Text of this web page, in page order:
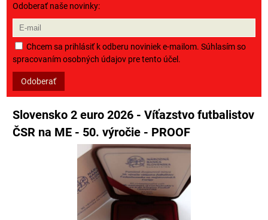
Odoberať naše novinky:
Chcem sa prihlásiť k odberu noviniek e-mailom. Súhlasím so
spracovaním osobných údajov pre tento účel.
Odoberať
Slovensko 2 euro 2026 - Víťazstvo futbalistov
ČSR na ME - 50. výročie - PROOF